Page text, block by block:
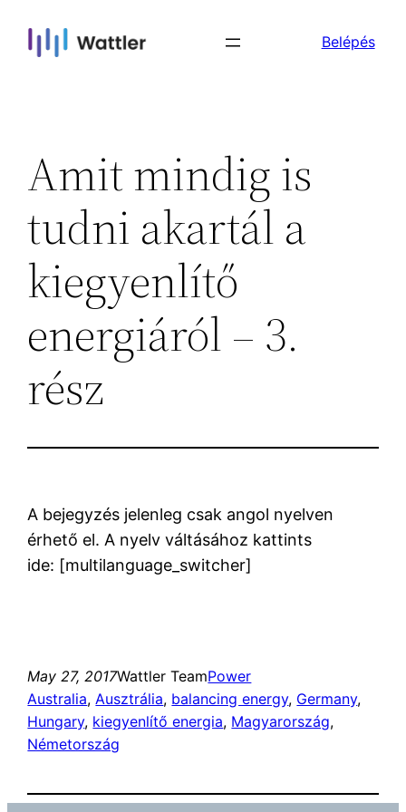
Belépés
Amit mindig is
tudni akartál a
kiegyenlítő
energiáról – 3.
rész
A bejegyzés jelenleg csak angol nyelven
érhető el. A nyelv váltásához kattints
ide: [multilanguage_switcher]
May 27, 2017Wattler TeamPower
Australia, Ausztrália, balancing energy, Germany
Hungary, kiegyenlítő energia, Magyarország
Németország